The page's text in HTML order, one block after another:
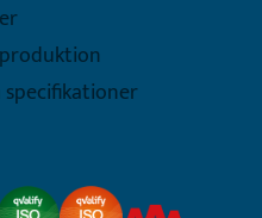
specifikationer